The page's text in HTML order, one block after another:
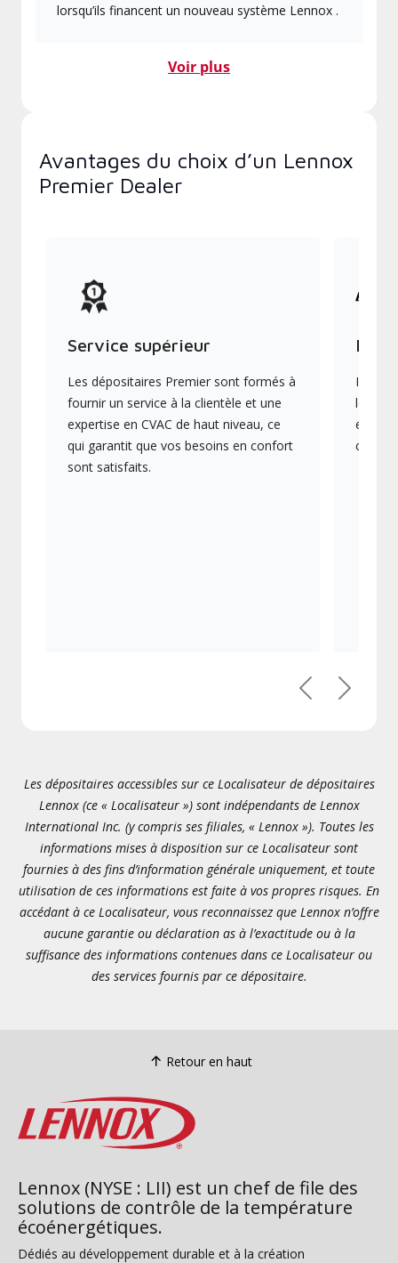
lorsqu’ils financent un nouveau système Lennox .
Voir plus
Avantages du choix d’un Lennox
Premier Dealer
Service supérieur
Les dépositaires Premier sont formés à
fournir un service à la clientèle et une
expertise en CVAC de haut niveau, ce
qui garantit que vos besoins en confort
sont satisfaits.
Ils
les
en
PrécédentSuivant
Les dépositaires accessibles sur ce Localisateur de dépositaires
Lennox (ce « Localisateur ») sont indépendants de Lennox
International Inc. (y compris ses filiales, « Lennox »). Toutes les
informations mises à disposition sur ce Localisateur sont
fournies à des fins d’information générale uniquement, et toute
utilisation de ces informations est faite à vos propres risques. En
accédant à ce Localisateur, vous reconnaissez que Lennox n’offre
aucune garantie ou déclaration as à l’exactitude ou à la
suffisance des informations contenues dans ce Localisateur ou
des services fournis par ce dépositaire.
Retour en haut
Lennox (NYSE : LII) est un chef de file des
solutions de contrôle de la température
écoénergétiques.
Dédiés au développement durable et à la création